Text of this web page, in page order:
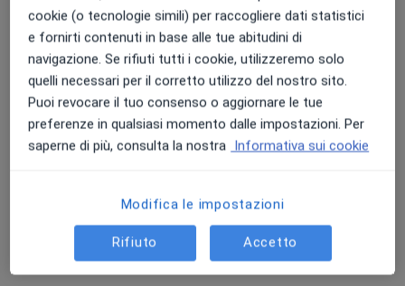
Se cerchi un ortopedico che unisca eccellenza clinica,
innovazione tecnologica e attenzione autentica alla
persona, ilDr. Pieralberto Valpianarappresenta un
punto di riferimento affidabile e all’avanguardia.
Formazione
Laurea in Medicina e Chirurgia - Università di Ferrara
Camera dei Medici Di Vienna
PhD in Medical Science – Paracelsus Medical
University, Salisburgo (2026)
cookie (o tecnologie simili) per raccogliere dati statistici
e fornirti contenuti in base alle tue abitudini di
navigazione. Se rifiuti tutti i cookie, utilizzeremo solo
quelli necessari per il corretto utilizzo del nostro sito.
Puoi revocare il tuo consenso o aggiornare le tue
preferenze in qualsiasi momento dalle impostazioni. Per
saperne di più, consulta la nostra Informativa sui cookie
Modifica le impostazioni
Rifiuto Accetto